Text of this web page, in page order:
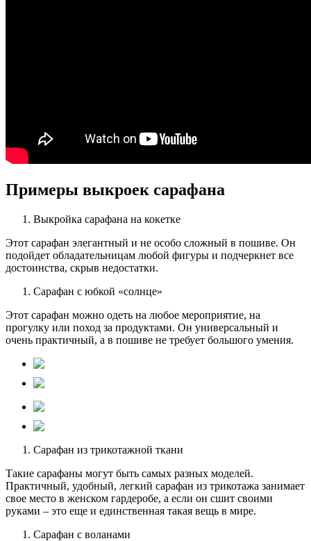
Примеры выкроек сарафана
Выкройка сарафана на кокетке
Этот сарафан элегантный и не особо сложный в пошиве. Он
подойдет обладательницам любой фигуры и подчеркнет все
достоинства, скрыв недостатки.
Сарафан с юбкой «солнце»
Этот сарафан можно одеть на любое мероприятие, на
прогулку или поход за продуктами. Он универсальный и
очень практичный, а в пошиве не требует большого умения.
Сарафан из трикотажной ткани
Такие сарафаны могут быть самых разных моделей.
Практичный, удобный, легкий сарафан из трикотажа занимает
свое место в женском гардеробе, а если он сшит своими
руками – это еще и единственная такая вещь в мире.
Сарафан с воланами